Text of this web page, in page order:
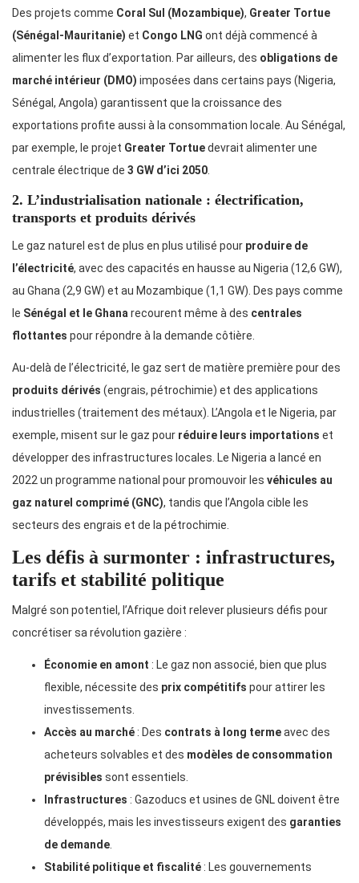
Des projets comme Coral Sul (Mozambique), Greater Tortue
(Sénégal-Mauritanie) et Congo LNG ont déjà commencé à
alimenter les flux d’exportation. Par ailleurs, des obligations de
marché intérieur (DMO) imposées dans certains pays (Nigeria,
Sénégal, Angola) garantissent que la croissance des
exportations profite aussi à la consommation locale. Au Sénégal,
par exemple, le projet Greater Tortuedevrait alimenter une
centrale électrique de 3 GW d’ici 2050.
2. L’industrialisation nationale : électrification,
transports et produits dérivés
Le gaz naturel est de plus en plus utilisé pour produire de
l’électricité, avec des capacités en hausse au Nigeria (12,6 GW),
au Ghana (2,9 GW) et au Mozambique (1,1 GW). Des pays comme
le Sénégal et le Ghanarecourent même à des centrales
flottantes pour répondre à la demande côtière.
Au-delà de l’électricité, le gaz sert de matière première pour des
produits dérivés (engrais, pétrochimie) et des applications
industrielles (traitement des métaux). L’Angola et le Nigeria, par
exemple, misent sur le gaz pour réduire leurs importations et
développer des infrastructures locales. Le Nigeria a lancé en
2022 un programme national pour promouvoir les véhicules au
gaz naturel comprimé (GNC), tandis que l’Angola cible les
secteurs des engrais et de la pétrochimie.
Les défis à surmonter : infrastructures,
tarifs et stabilité politique
Malgré son potentiel, l’Afrique doit relever plusieurs défis pour
concrétiser sa révolution gazière :
Économie en amont : Le gaz non associé, bien que plus
flexible, nécessite des prix compétitifs pour attirer les
investissements.
Accès au marché : Des contrats à long termeavec des
acheteurs solvables et des modèles de consommation
prévisibles sont essentiels.
Infrastructures : Gazoducs et usines de GNL doivent être
développés, mais les investisseurs exigent des garanties
de demande.
Stabilité politique et fiscalité : Les gouvernements